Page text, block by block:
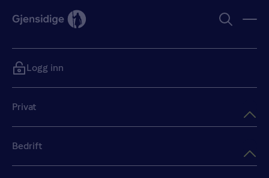
Privat
Bedrift
Logg inn